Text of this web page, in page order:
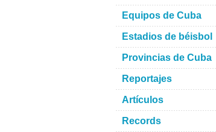
Equipos de Cuba
Estadios de béisbol
Provincias de Cuba
Reportajes
Artículos
Records